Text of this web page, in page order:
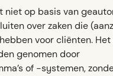
niet op basis van
over zaken die
voor cliënten.
genomen door
of -systemen,